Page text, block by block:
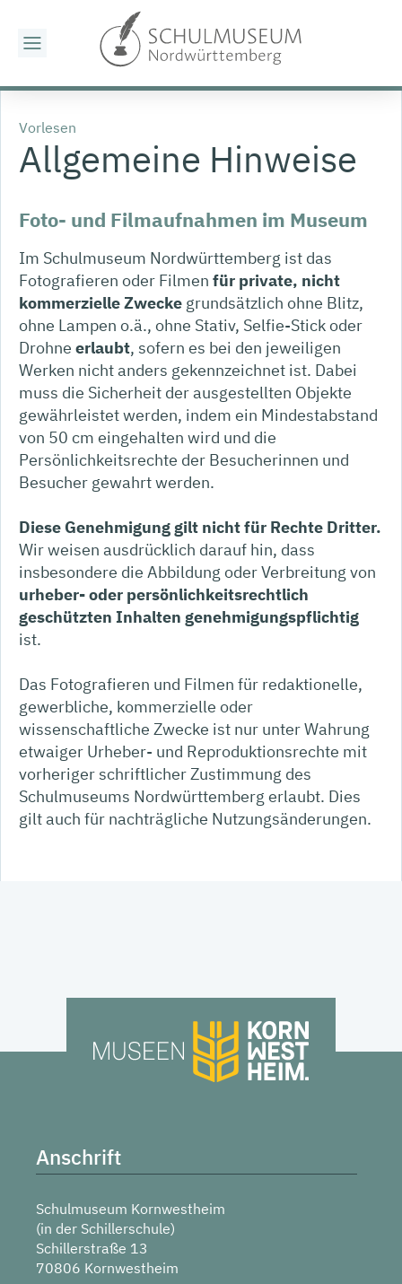
Vorlesen
Allgemeine Hinweise
Foto- und Filmaufnahmen im Museum
Im Schulmuseum Nordwürttemberg ist das
Fotografieren oder Filmen für private, nicht
kommerzielle Zwecke grundsätzlich ohne Blitz,
ohne Lampen o.ä., ohne Stativ, Selfie-Stick oder
Drohne erlaubt, sofern es bei den jeweiligen
Werken nicht anders gekennzeichnet ist. Dabei
muss die Sicherheit der ausgestellten Objekte
gewährleistet werden, indem ein Mindestabstand
von 50 cm eingehalten wird und die
Persönlichkeitsrechte der Besucherinnen und
Besucher gewahrt werden.
Diese Genehmigung gilt nicht für Rechte Dritter.
Wir weisen ausdrücklich darauf hin, dass
insbesondere die Abbildung oder Verbreitung von
urheber- oder persönlichkeitsrechtlich
geschützten Inhalten genehmigungspflichtig
ist.
Das Fotografieren und Filmen für redaktionelle,
gewerbliche, kommerzielle oder
wissenschaftliche Zwecke ist nur unter Wahrung
etwaiger Urheber- und Reproduktionsrechte mit
vorheriger schriftlicher Zustimmung des
Schulmuseums Nordwürttemberg erlaubt. Dies
gilt auch für nachträgliche Nutzungsänderungen.
Anschrift
Schulmuseum Kornwestheim
(in der Schillerschule)
Schillerstraße 13
70806 Kornwestheim